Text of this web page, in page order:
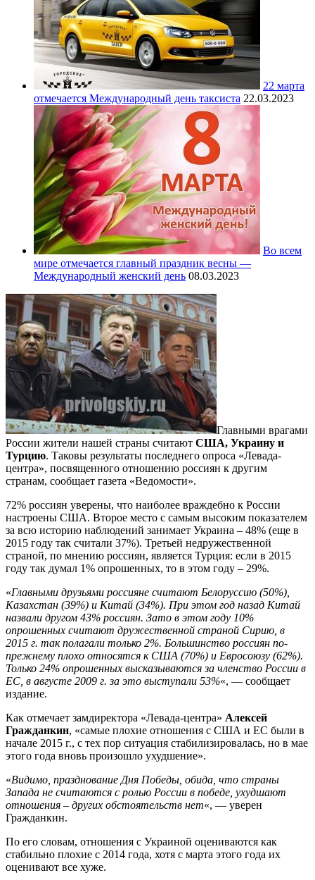
22 марта
отмечается Международный день таксиста 22.03.2023
Во всем
мире отмечается главный праздник весны —
Международный женский день 08.03.2023
Главными врагами
России жители нашей страны считают США, Украину и
Турцию. Таковы результаты последнего опроса «Левада-
центра», посвященного отношению россиян к другим
странам, сообщает газета «Ведомости».
72% россиян уверены, что наиболее враждебно к России
настроены США. Второе место с самым высоким показателем
за всю историю наблюдений занимает Украина – 48% (еще в
2015 году так считали 37%). Третьей недружественной
страной, по мнению россиян, является Турция: если в 2015
году так думал 1% опрошенных, то в этом году – 29%.
«Главными друзьями россияне считают Белоруссию (50%),
Казахстан (39%) и Китай (34%). При этом год назад Китай
назвали другом 43% россиян. Зато в этом году 10%
опрошенных считают дружественной страной Сирию, в
2015 г. так полагали только 2%. Большинство россиян по-
прежнему плохо относятся к США (70%) и Евросоюзу (62%).
Только 24% опрошенных высказываются за членство России в
ЕС, в августе 2009 г. за это выступали 53%«, — сообщает
издание.
Как отмечает замдиректора «Левада-центра» Алексей
Гражданкин, «самые плохие отношения с США и ЕС были в
начале 2015 г., с тех пор ситуация стабилизировалась, но в мае
этого года вновь произошло ухудшение».
«Видимо, празднование Дня Победы, обида, что страны
Запада не считаются с ролью России в победе, ухудшают
отношения – других обстоятельств нет«, — уверен
Гражданкин.
По его словам, отношения с Украиной оцениваются как
стабильно плохие с 2014 года, хотя с марта этого года их
оценивают все хуже.